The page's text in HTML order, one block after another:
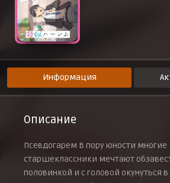
Эпизод 10
6 сентября 2024 г.
Эпизод 11
Эпизод 12
20 сентября 2024 г.
Информация
Описание
Псевдогарем В пору юности многие
старшеклассники мечтают
половинкой и с головой окунуться